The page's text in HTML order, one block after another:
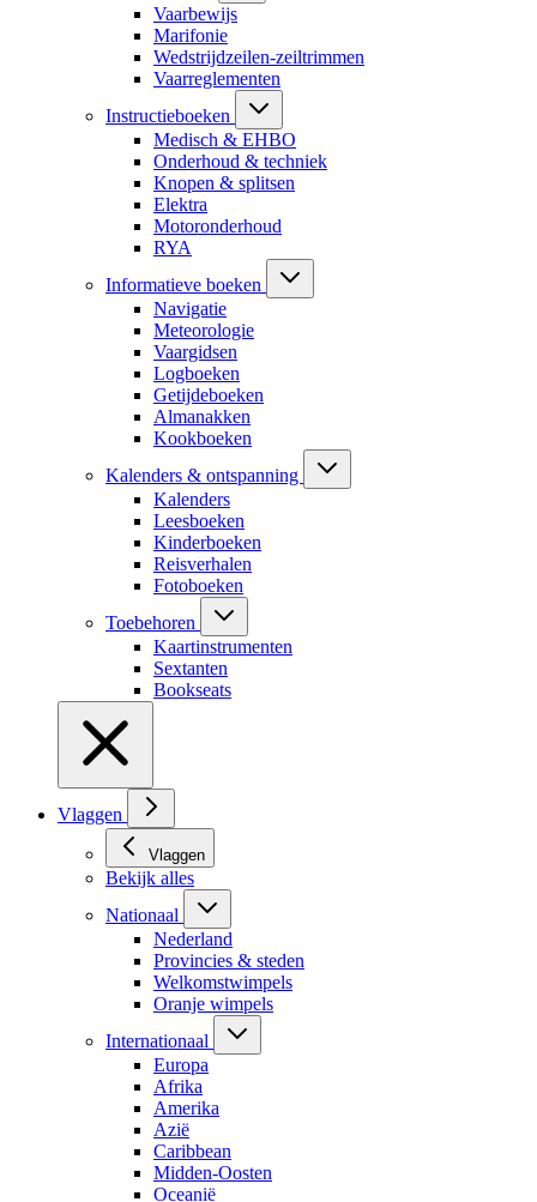
Vaarbewijs
Marifonie
Wedstrijdzeilen-zeiltrimmen
Vaarreglementen
Instructieboeken
Medisch & EHBO
Onderhoud & techniek
Knopen & splitsen
Elektra
Motoronderhoud
RYA
Informatieve boeken
Navigatie
Meteorologie
Vaargidsen
Logboeken
Getijdeboeken
Almanakken
Kookboeken
Kalenders & ontspanning
Kalenders
Leesboeken
Kinderboeken
Reisverhalen
Fotoboeken
Toebehoren
Kaartinstrumenten
Sextanten
Bookseats
Vlaggen
Vlaggen
Bekijk alles
Nationaal
Nederland
Provincies & steden
Welkomstwimpels
Oranje wimpels
Internationaal
Europa
Afrika
Amerika
Azië
Caribbean
Midden-Oosten
Oceanië